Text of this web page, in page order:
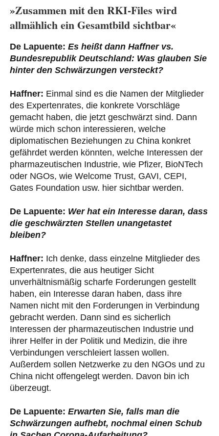
»Zusammen mit den RKI-Files wird
allmählich ein Gesamtbild sichtbar«
De Lapuente: Es heißt dann Haffner vs.
Bundesrepublik Deutschland: Was glauben Sie
hinter den Schwärzungen versteckt?
Haffner: Einmal sind es die Namen der Mitglieder
des Expertenrates, die konkrete Vorschläge
gemacht haben, die jetzt geschwärzt sind. Dann
würde mich schon interessieren, welche
diplomatischen Beziehungen zu China konkret
gefährdet werden könnten, welche Interessen der
pharmazeutischen Industrie, wie Pfizer, BioNTech
oder NGOs, wie Welcome Trust, GAVI, CEPI,
Gates Foundation usw. hier sichtbar werden.
De Lapuente: Wer hat ein Interesse daran, dass
die geschwärzten Stellen unangetastet
bleiben?
Haffner: Ich denke, dass einzelne Mitglieder des
Expertenrates, die aus heutiger Sicht
unverhältnismäßig scharfe Forderungen gestellt
haben, ein Interesse daran haben, dass ihre
Namen nicht mit den Forderungen in Verbindung
gebracht werden. Dann sind es sicherlich
Interessen der pharmazeutischen Industrie und
ihrer Helfer in der Politik und Medizin, die ihre
Verbindungen verschleiert lassen wollen.
Außerdem sollen Netzwerke zu den NGOs und zu
China nicht offengelegt werden. Davon bin ich
überzeugt.
De Lapuente: Erwarten Sie, falls man die
Schwärzungen aufhebt, nochmal einen Schub